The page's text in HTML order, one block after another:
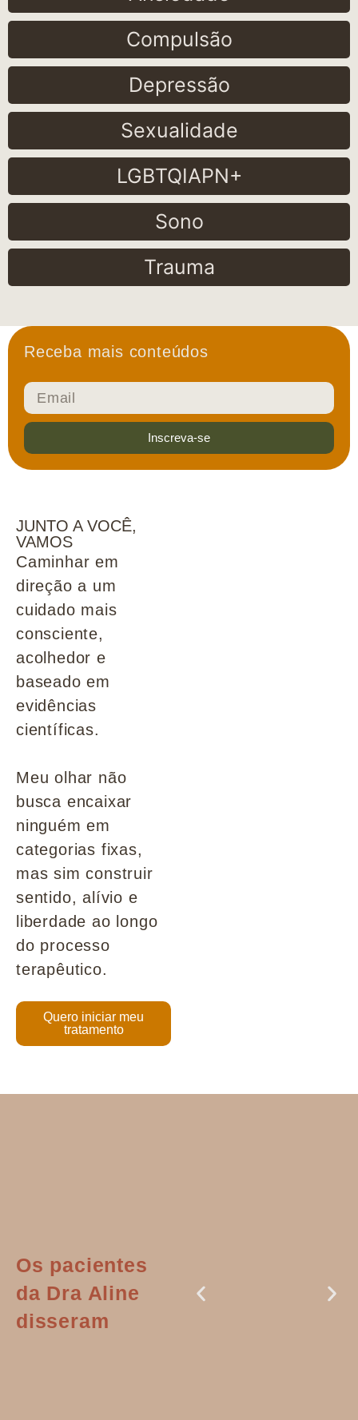
Compulsão
Depressão
Sexualidade
LGBTQIAPN+
Sono
Trauma
Receba mais conteúdos
Inscreva-se
JUNTO A VOCÊ,
VAMOS
Caminhar em
direção a um
cuidado mais
consciente,
acolhedor e
baseado em
evidências
científicas.
Meu olhar não
busca encaixar
ninguém em
categorias fixas,
mas sim construir
sentido, alívio e
liberdade ao longo
do processo
terapêutico.
Quero iniciar meu
tratamento
Os pacientes
da Dra Aline
disseram